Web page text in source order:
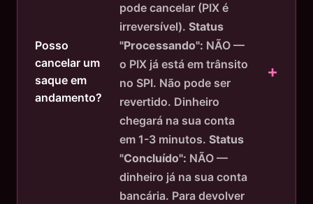
Posso
cancelar um
saque em
andamento?
pode cancelar (PIX é
irreversível). Status
"Processando": NÃO —
o PIX já está em trânsito
no SPI. Não pode ser
revertido. Dinheiro
chegará na sua conta
em 1-3 minutos. Status
"Concluído": NÃO —
dinheiro já na sua conta
bancária. Para devolver